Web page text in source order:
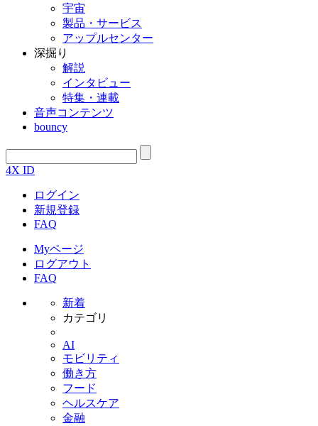
宇宙
製品・サービス
アップルセンター
深掘り
解説
インタビュー
特集・連載
音声コンテンツ
bouncy
4X ID
ログイン
新規登録
FAQ
Myページ
ログアウト
FAQ
新着
カテゴリ
AI
モビリティ
働き方
フード
ヘルスケア
金融